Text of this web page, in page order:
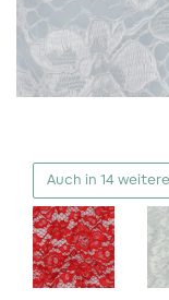
Auch in 14